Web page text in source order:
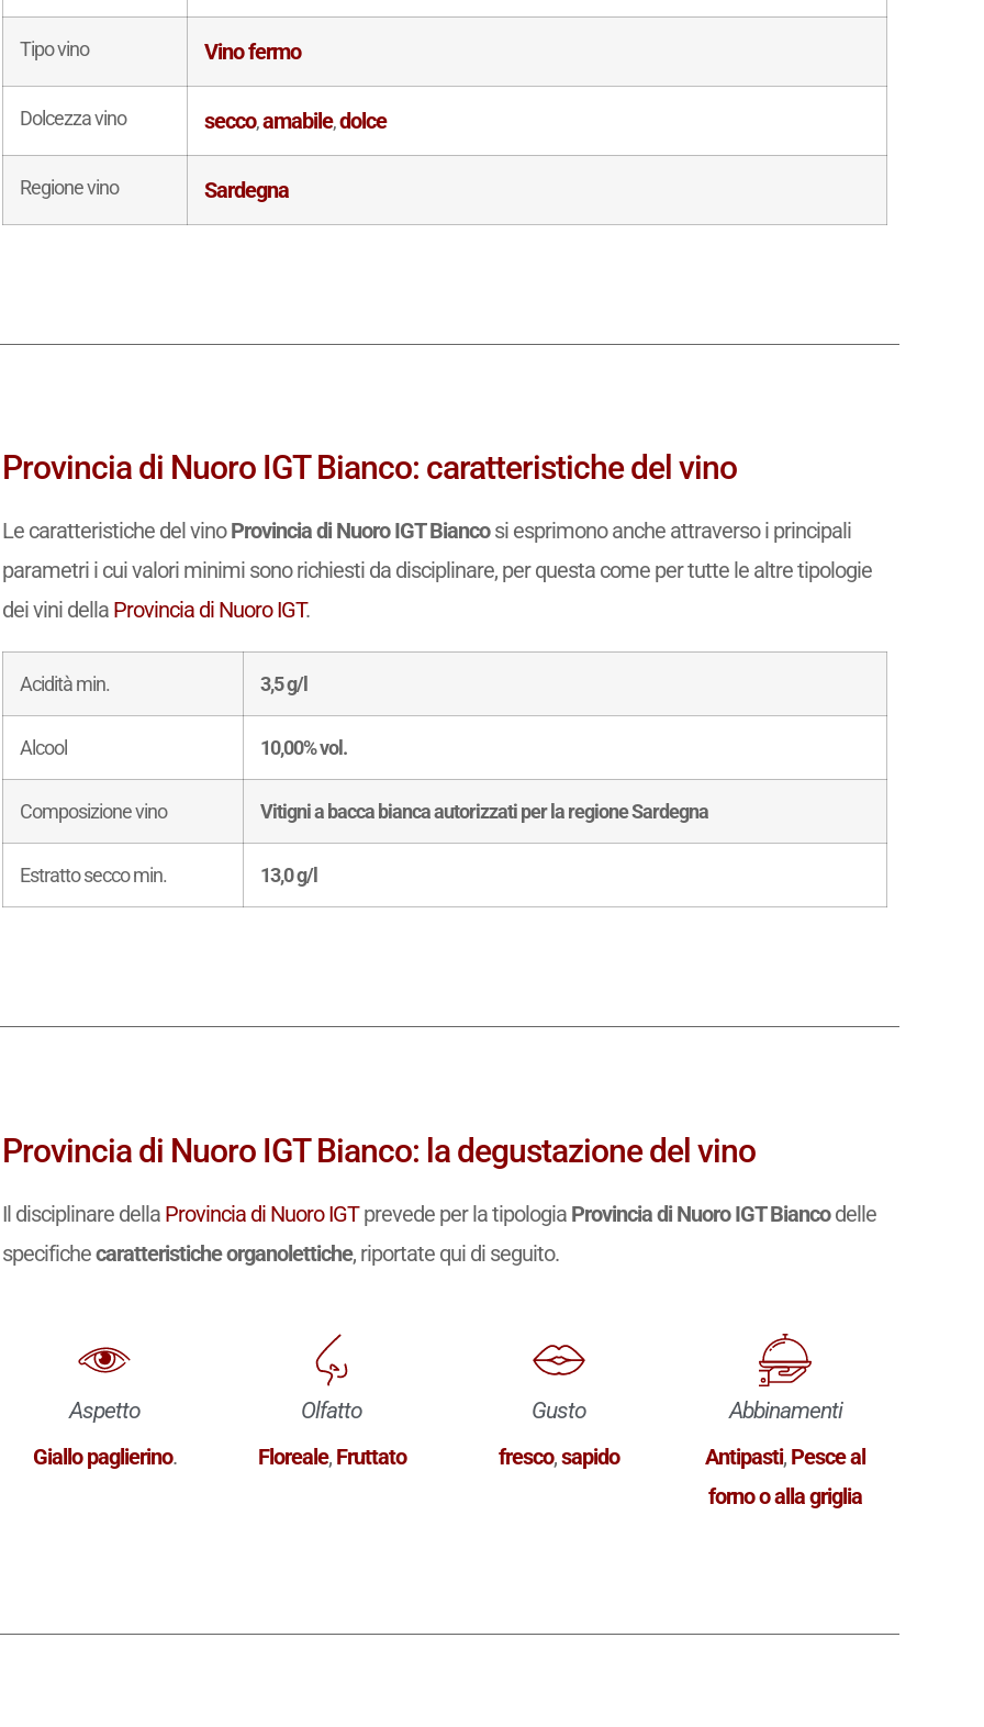
Tipo vino Vino fermo
Dolcezza vino secco,amabile,dolce
Regione vino Sardegna
Provincia di Nuoro IGT Bianco: caratteristiche del vino
Le caratteristiche del vinoProvincia di Nuoro IGT Biancosi esprimono anche attraverso i principali
parametri i cui valori minimi sono richiesti da disciplinare, per questa come per tutte le altre tipologie
dei vini della Provincia di Nuoro IGT.
Acidità min. 3,5 g/l
Alcool 10,00% vol.
Composizione vino Vitigni a bacca bianca autorizzati per la regione Sardegna
Estratto secco min. 13,0 g/l
Provincia di Nuoro IGT Bianco: la degustazione del vino
Il disciplinare della Provincia di Nuoro IGTprevede per la tipologia Provincia di Nuoro IGT Biancodelle
specifichecaratteristiche organolettiche, riportate qui di seguito.
Aspetto
Giallo paglierino.
Olfatto
Floreale, Fruttato
Gusto
fresco,sapido
Abbinamenti
Antipasti, Pesce al
forno o alla griglia